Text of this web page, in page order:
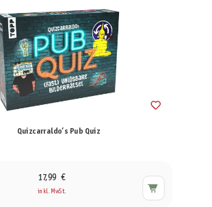
Quizcarraldo’s Pub Quiz
17,99 €
inkl. MwSt.